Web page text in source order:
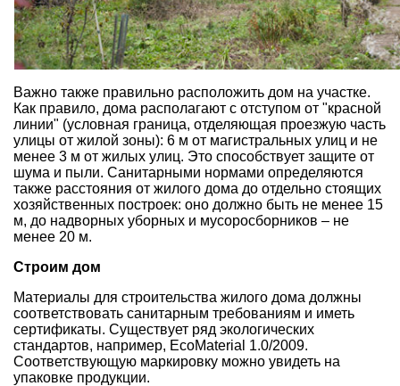
Важно также правильно расположить дом на участке.
Как правило, дома располагают с отступом от "красной
линии" (условная граница, отделяющая проезжую часть
улицы от жилой зоны): 6 м от магистральных улиц и не
менее 3 м от жилых улиц. Это способствует защите от
шума и пыли. Санитарными нормами определяются
также расстояния от жилого дома до отдельно стоящих
хозяйственных построек: оно должно быть не менее 15
м, до надворных уборных и мусоросборников – не
менее 20 м.
Строим дом
Материалы для строительства жилого дома должны
соответствовать санитарным требованиям и иметь
сертификаты. Существует ряд экологических
стандартов, например, ЕсоMaterial 1.0/2009.
Соответствующую маркировку можно увидеть на
упаковке продукции.